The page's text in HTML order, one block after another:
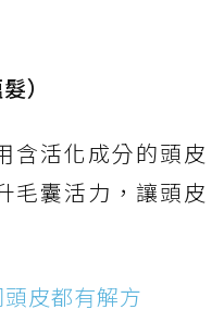
）
含活化成分的頭皮
毛囊活力，讓頭皮
皮都有解方